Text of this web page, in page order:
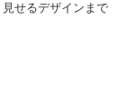
せるデザインまで